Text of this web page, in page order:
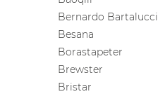
Bernardo Bartalucci
Besana
Borastapeter
Brewster
Bristar